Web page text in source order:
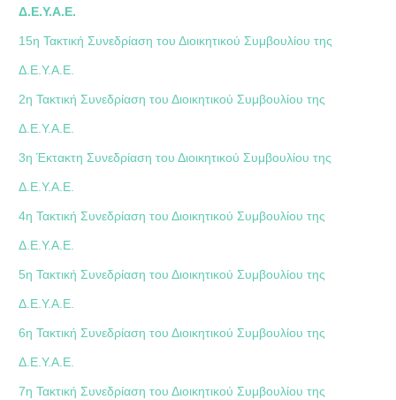
Δ.Ε.Υ.Α.Ε.
15η Τακτική Συνεδρίαση του Διοικητικού Συμβουλίου της
Δ.Ε.Υ.Α.Ε.
2η Τακτική Συνεδρίαση του Διοικητικού Συμβουλίου της
Δ.Ε.Υ.Α.Ε.
3η Έκτακτη Συνεδρίαση του Διοικητικού Συμβουλίου της
Δ.Ε.Υ.Α.Ε.
4η Τακτική Συνεδρίαση του Διοικητικού Συμβουλίου της
Δ.Ε.Υ.Α.Ε.
5η Τακτική Συνεδρίαση του Διοικητικού Συμβουλίου της
Δ.Ε.Υ.Α.Ε.
6η Τακτική Συνεδρίαση του Διοικητικού Συμβουλίου της
Δ.Ε.Υ.Α.Ε.
7η Τακτική Συνεδρίαση του Διοικητικού Συμβουλίου της